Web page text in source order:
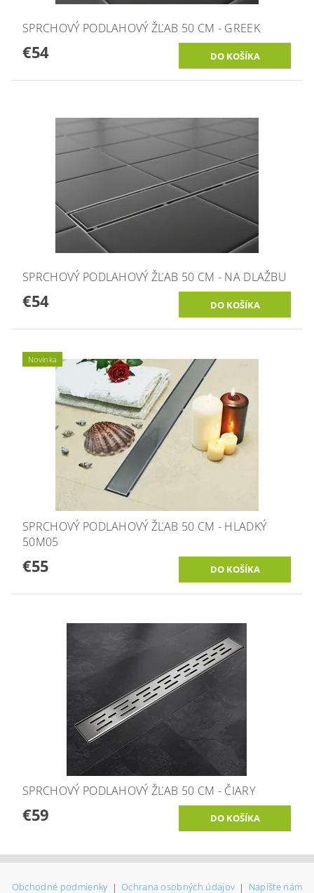
SPRCHOVÝ PODLAHOVÝ ŽĽAB 50 CM - GREEK
€54
SPRCHOVÝ PODLAHOVÝ ŽĽAB 50 CM - NA DLAŽBU
€54
Novinka
SPRCHOVÝ PODLAHOVÝ ŽĽAB 50 CM - HLADKÝ
50M05
€55
SPRCHOVÝ PODLAHOVÝ ŽĽAB 50 CM - ČIARY
€59
Obchodné podmienky | Ochrana osobných údajov | Napíšte nám